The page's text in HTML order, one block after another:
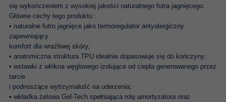
się wykończeniem z wysokiej jakości naturalnego futra jagnięcego.
Główne cechy tego produktu :
• naturalne futro jagnięce jako termoregulator antyalergiczny
zapewniający
komfort dla wrażliwej skóry;
• anatomiczna struktura TPU idealnie dopasowuje się do kończyny;
• wstawki z włókna węglowego izolujące od ciepła generowanego przez
tarcie
i podnoszące wytrzymałość na uderzenia;
• wkładka żelowa Gel-Tech spełniająca rolę amortyzatora oraz